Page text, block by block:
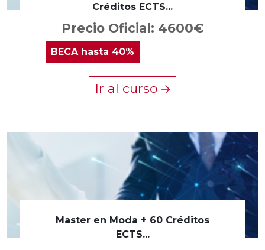
Créditos ECTS...
Precio Oficial: 4600€
BECA hasta 40%
Ir al curso
Master en Moda + 60 Créditos
ECTS...